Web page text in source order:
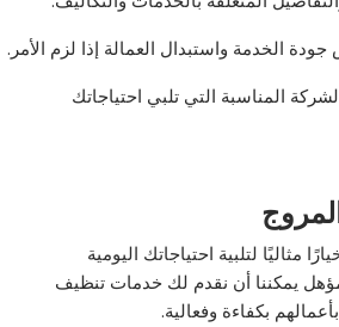
الخدمة واستبدال العمالة إذا لزم الأمر.
المناسبة التي تلبي احتياجاتك
لتلبية احتياجاتك اليومية
يمكننا أن نقدم لك خدمات تنظيف
بكفاءة وفعالية.